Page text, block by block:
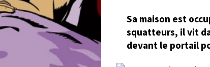
Sa maison est
squatteurs, il vit
devant le portail